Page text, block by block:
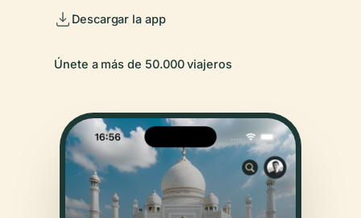
Descargar la app
Únete a más de 50.000 viajeros